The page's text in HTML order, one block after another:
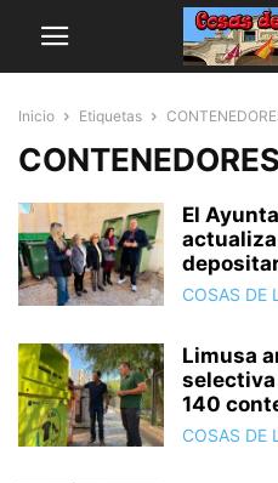
Inicio Etiquetas
CONTENEDORES
El
COSAS DE
Limusa
selectiva
140
COSAS DE